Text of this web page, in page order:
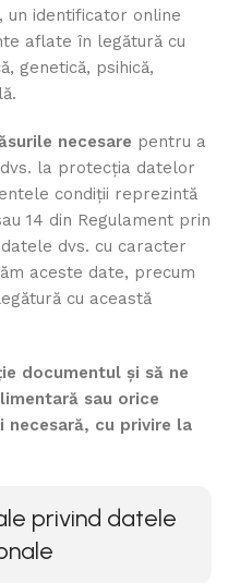
un identificator online
aflate în legătură cu
genetică, psihică,
necesare pentru a
la protecția datelor
condiţii reprezintă
14 din Regulament prin
dvs. cu caracter
aceste date, precum
cu această
documentul și să ne
sau orice
necesară, cu privire la
privind datele